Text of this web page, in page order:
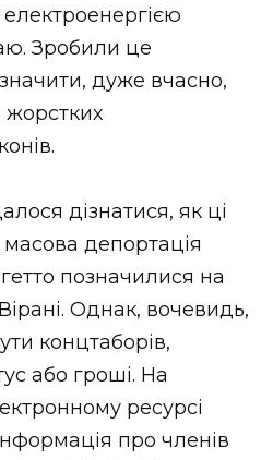
Зробили це
дуже вчасно,
дізнатися, як ці
депортація
позначилися на
Однак, вочевидь,
концтаборів,
або гроші. На
ресурсі
про членів